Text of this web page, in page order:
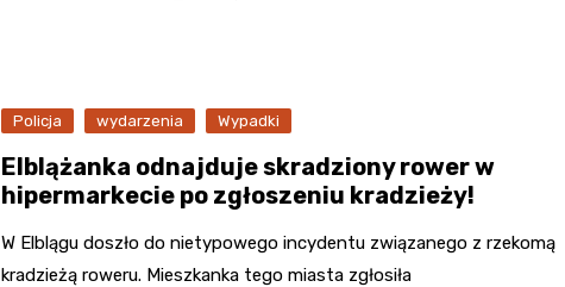
Policja wydarzenia Wypadki
Elblążanka odnajduje skradziony rower w
hipermarkecie po zgłoszeniu kradzieży!
W Elblągu doszło do nietypowego incydentu związanego z rzekomą
kradzieżą roweru. Mieszkanka tego miasta zgłosiła